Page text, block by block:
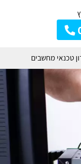
טכנאי מחשבים